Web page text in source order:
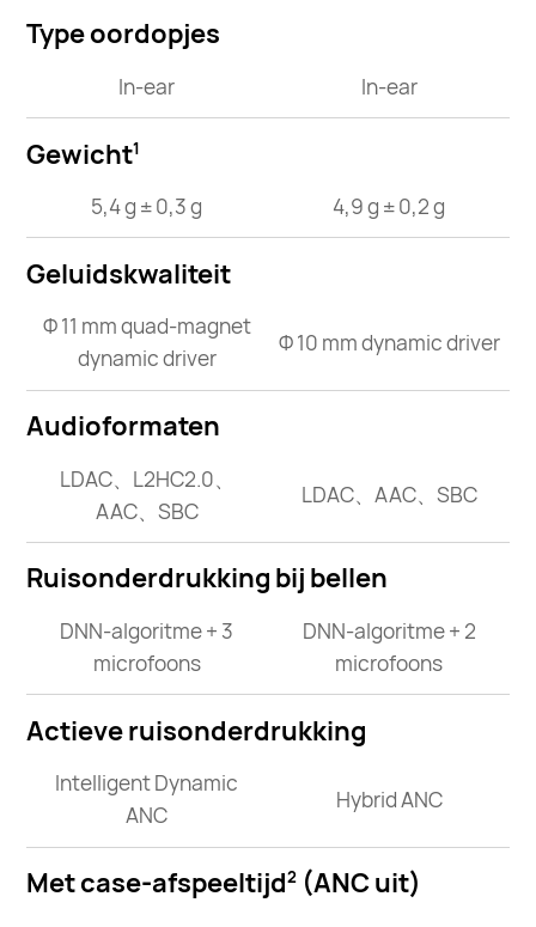
Type oordopjes
In-ear In-ear
Gewicht1
5,4 g ± 0,3 g 4,9 g ± 0,2 g
Geluidskwaliteit
Φ 11 mm quad-magnet
dynamic driver
Φ 10 mm dynamic driver
Audioformaten
LDAC、L2HC2.0、
AAC、SBC
LDAC、AAC、SBC
Ruisonderdrukking bij bellen
DNN-algoritme + 3
microfoons
DNN-algoritme + 2
microfoons
Actieve ruisonderdrukking
Intelligent Dynamic
ANC
Hybrid ANC
Met case-afspeeltijd2(ANC uit)